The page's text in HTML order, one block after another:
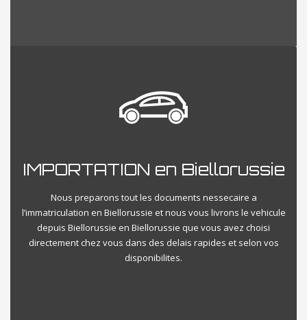
IMPORTATION en Biellorussie
Nous preparons tout les documents nessecaire a
l’immatriculation en Biellorussie et nous vous livrons le vehicule
depuis Biellorussie en Biellorussie que vous avez choisi
directement chez vous dans des delais rapides et selon vos
disponibilites.